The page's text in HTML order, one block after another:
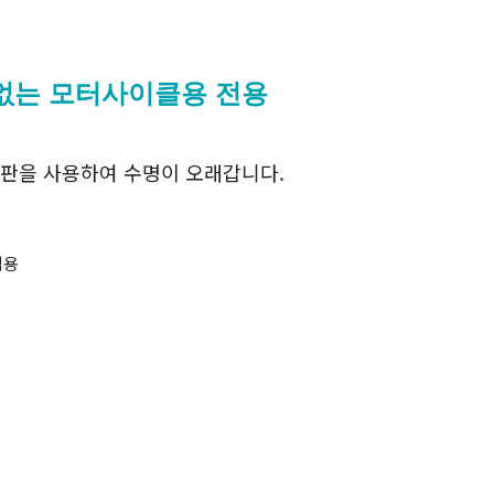
는 모터사이클용 전용
을 사용하여 수명이 오래갑니다.